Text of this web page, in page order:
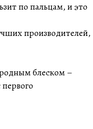
по пальцам, и это
производителей,
блеском –